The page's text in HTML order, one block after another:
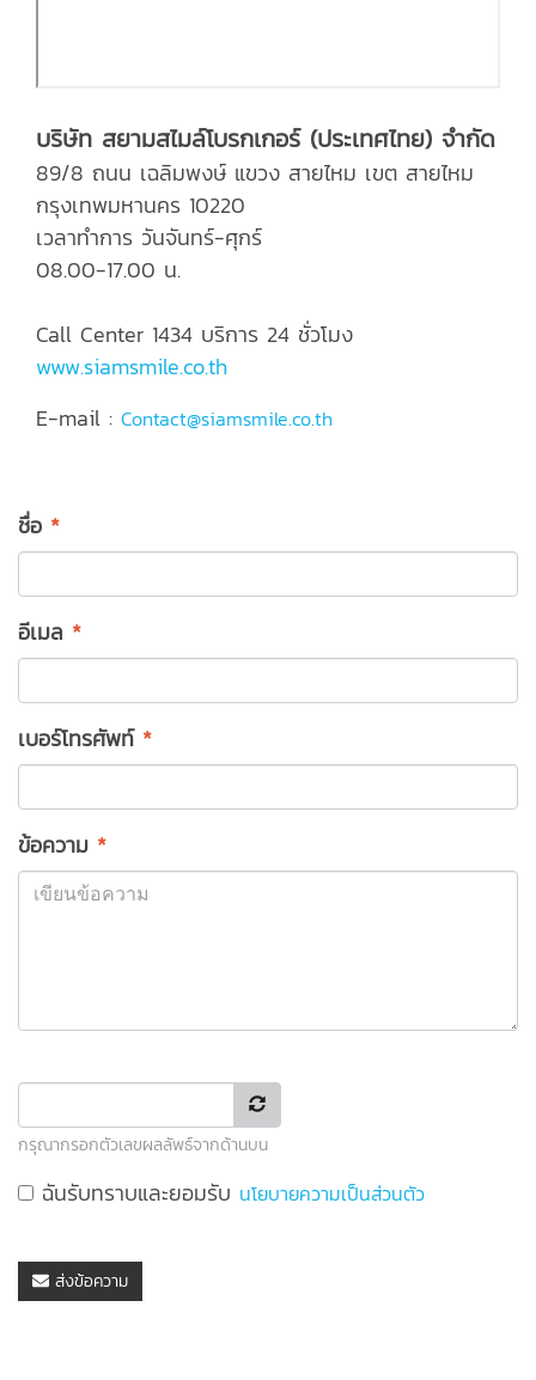
บริษัท สยามสไมล์โบรกเกอร์ (ประเทศไทย) จำกัด
89/8 ถนน เฉลิมพงษ์ แขวง สายไหม เขต สายไหม
กรุงเทพมหานคร 10220
เวลาทำการ วันจันทร์-ศุกร์
08.00-17.00 น.
Call Center 1434 บริการ 24 ชั่วโมง
www.siamsmile.co.th
E-mail : Contact@siamsmile.co.th
ชื่อ *
อีเมล *
เบอร์โทรศัพท์*
ข้อความ *
กรุณากรอกตัวเลขผลลัพธ์จากด้านบน
ฉันรับทราบและยอมรับ นโยบายความเป็นส่วนตัว
ส่งข้อความ